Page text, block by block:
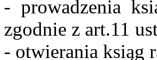
- prowadzenia
zgodnie z art.11
- otwierania ksiąg